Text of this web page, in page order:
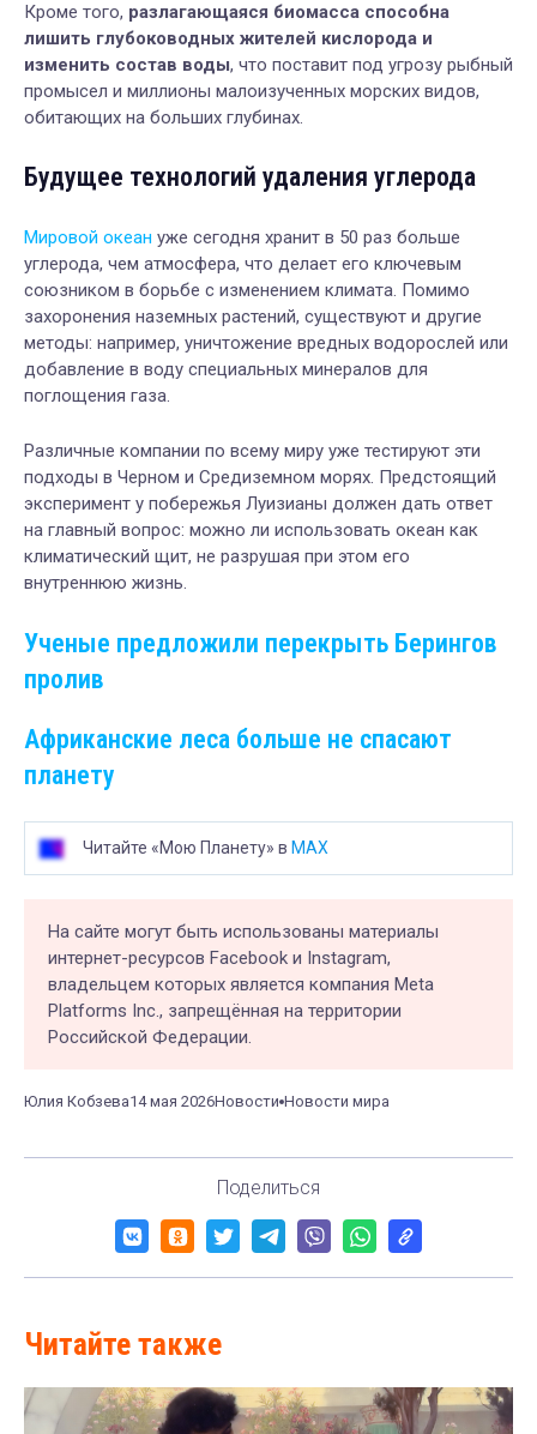
Кроме того, разлагающаяся биомасса способна
лишить глубоководных жителей кислорода и
изменить состав воды, что поставит под угрозу рыбный
промысел и миллионы малоизученных морских видов,
обитающих на больших глубинах.
Будущее технологий удаления углерода
Мировой океан уже сегодня хранит в 50 раз больше
углерода, чем атмосфера, что делает его ключевым
союзником в борьбе с изменением климата. Помимо
захоронения наземных растений, существуют и другие
методы: например, уничтожение вредных водорослей или
добавление в воду специальных минералов для
поглощения газа.
Различные компании по всему миру уже тестируют эти
подходы в Черном и Средиземном морях. Предстоящий
эксперимент у побережья Луизианы должен дать ответ
на главный вопрос: можно ли использовать океан как
климатический щит, не разрушая при этом его
внутреннюю жизнь.
Ученые предложили перекрыть Берингов
пролив
Африканские леса больше не спасают
планету
Читайте «Мою Планету» в MAX
На сайте могут быть использованы материалы
интернет-ресурсов Facebook и Instagram,
владельцем которых является компания Meta
Platforms Inc., запрещённая на территории
Российской Федерации.
Юлия Кобзева14 мая 2026Новости Новости мира
Поделиться
Читайте также